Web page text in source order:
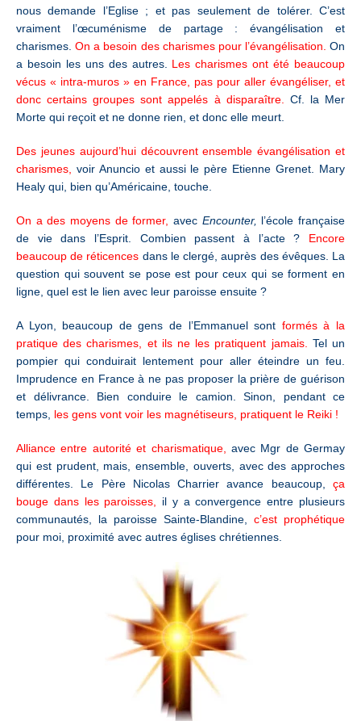
nous demande l’Eglise ; et pas seulement de tolérer. C’est
vraiment l’œcuménisme de partage : évangélisation et
charismes.On a besoin des charismes pour l’évangélisation. On
a besoin les uns des autres. Les charismes ont été beaucoup
vécus « intra-muros » en France, pas pour aller évangéliser, et
donc certains groupes sont appelés à disparaître.
Cf. la Mer
Morte qui reçoit et ne donne rien, et donc elle meurt.
Des jeunes aujourd’hui découvrent ensemble évangélisation et
charismes,
voir Anuncio et aussi le père Etienne Grenet. Mary
Healy qui, bien qu’Américaine, touche.
On a des moyens de former, avec Encounter, l’école française
de vie dans l’Esprit. Combien passent à l’acte ? Encore
beaucoup de réticences dans le clergé, auprès des évêques. La
question qui souvent se pose est pour ceux qui se forment en
ligne, quel est le lien avec leur paroisse ensuite ?
A Lyon, beaucoup de gens de l’Emmanuel sont formés à la
pratique des charismes, et ils ne les pratiquent jamais.
Tel un
pompier qui conduirait lentement pour aller éteindre un feu.
Imprudence en France à ne pas proposer la prière de guérison
et délivrance. Bien conduire le camion. Sinon, pendant ce
temps, les gens vont voir les magnétiseurs, pratiquent le Reiki !
Alliance entre autorité et charismatique,
avec Mgr de Germay
qui est prudent, mais, ensemble, ouverts, avec des approches
différentes. Le Père Nicolas Charrier avance beaucoup, ça
bouge dans les paroisses,
il y a convergence entre plusieurs
communautés, la paroisse Sainte-Blandine, c’est prophétique
pour moi, proximité avec autres églises chrétiennes.